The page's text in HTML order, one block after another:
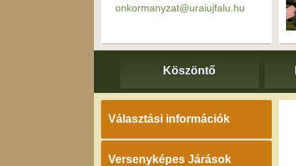
onkormanyzat@uraiujfalu.hu
Köszöntő
Választási információk
Versenyképes Járások